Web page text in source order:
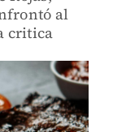
al
critica